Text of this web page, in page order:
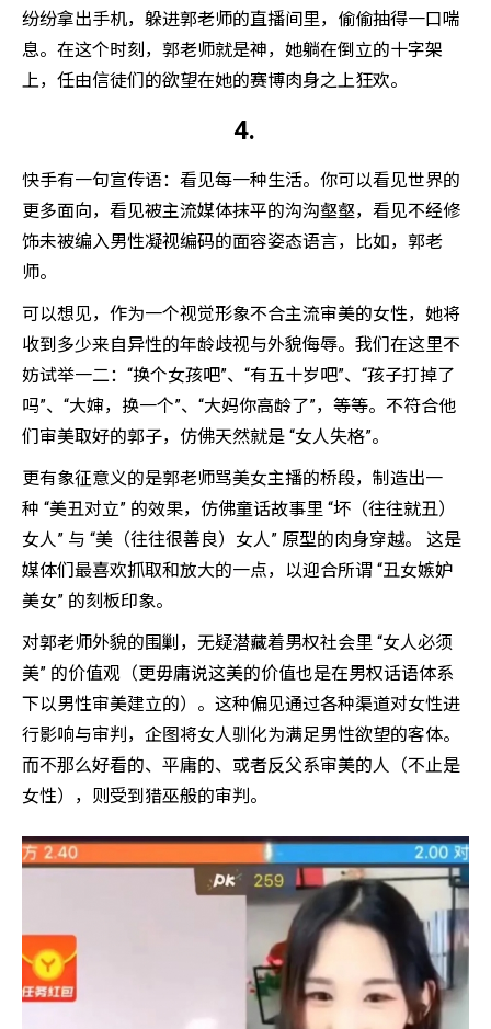
纷纷拿出手机，躲进郭老师的直播间里，偷偷抽得一口喘
息。在这个时刻，郭老师就是神，她躺在倒立的十字架
上，任由信徒们的欲望在她的赛博肉身之上狂欢。
4.
快手有一句宣传语：看见每一种生活。你可以看见世界的
更多面向，看见被主流媒体抹平的沟沟壑壑，看见不经修
饰未被编入男性凝视编码的面容姿态语言，比如，郭老
师。
可以想见，作为一个视觉形象不合主流审美的女性，她将
收到多少来自异性的年龄歧视与外貌侮辱。我们在这里不
妨试举一二：“换个女孩吧”、“有五十岁吧”、“孩子打掉了
吗”、“大婶，换一个”、“大妈你高龄了”，等等。不符合他
们审美取好的郭子，仿佛天然就是 “女人失格”。
更有象征意义的是郭老师骂美女主播的桥段，制造出一
种 “美丑对立” 的效果，仿佛童话故事里 “坏（往往就丑）
女人” 与 “美（往往很善良）女人” 原型的肉身穿越。 这是
媒体们最喜欢抓取和放大的一点，以迎合所谓 “丑女嫉妒
美女” 的刻板印象。
对郭老师外貌的围剿，无疑潜藏着男权社会里 “女人必须
美” 的价值观（更毋庸说这美的价值也是在男权话语体系
下以男性审美建立的）。这种偏见通过各种渠道对女性进
行影响与审判，企图将女人驯化为满足男性欲望的客体。
而不那么好看的、平庸的、或者反父系审美的人（不止是
女性），则受到猎巫般的审判。